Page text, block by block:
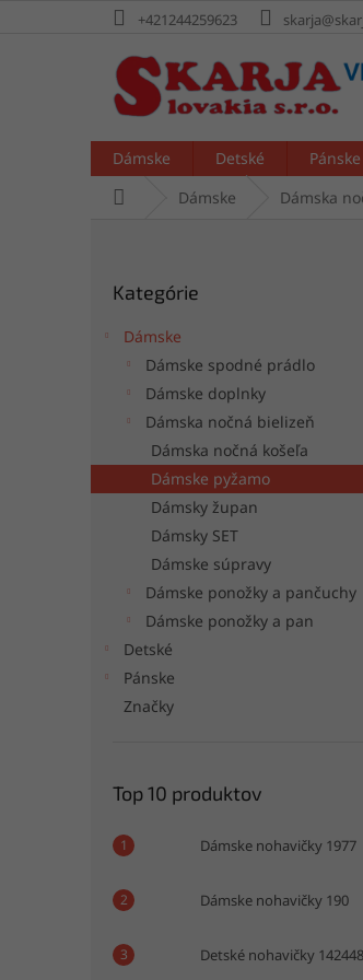
+421244259623
Dámske Detské Pánske
DomovDámske Dámska
kategórie
Kategórie
Dámske
Dámske spodné prádlo
Dámske doplnky
Dámska nočná bielizeň
Dámska nočná košeľa
Dámske pyžamo
Dámsky župan
Dámsky SET
Dámske súpravy
Dámske ponožky a pančuchy
Dámske ponožky a pan
Detské
Pánske
Značky
Top 10 produktov
Dámske nohavičky 1977
Dámske nohavičky 190
Detské nohavičky 142448